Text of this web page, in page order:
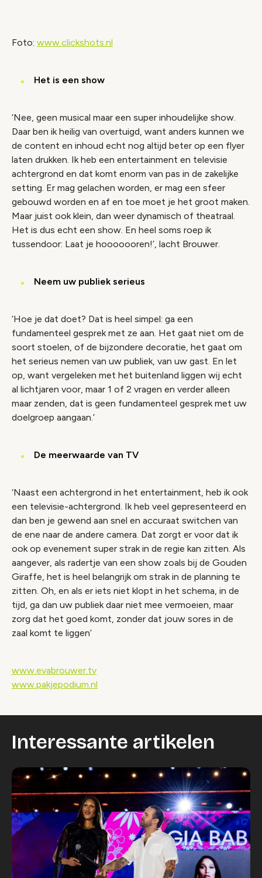
Foto: www.clickshots.nl
Het is een show
‘Nee, geen musical maar een super inhoudelijke show.
Daar ben ik heilig van overtuigd, want anders kunnen we
de content en inhoud echt nog altijd beter op een flyer
laten drukken. Ik heb een entertainment en televisie
achtergrond en dat komt enorm van pas in de zakelijke
setting. Er mag gelachen worden, er mag een sfeer
gebouwd worden en af en toe moet je het groot maken.
Maar juist ook klein, dan weer dynamisch of theatraal.
Het is dus echt een show. En heel soms roep ik
tussendoor: Laat je hooooooren!’, lacht Brouwer.
Neem uw publiek serieus
‘Hoe je dat doet? Dat is heel simpel: ga een
fundamenteel gesprek met ze aan. Het gaat niet om de
soort stoelen, of de bijzondere decoratie, het gaat om
het serieus nemen van uw publiek, van uw gast. En let
op, want vergeleken met het buitenland liggen wij echt
al lichtjaren voor, maar 1 of 2 vragen en verder alleen
maar zenden, dat is geen fundamenteel gesprek met uw
doelgroep aangaan.’
De meerwaarde van TV
‘Naast een achtergrond in het entertainment, heb ik ook
een televisie-achtergrond. Ik heb veel gepresenteerd en
dan ben je gewend aan snel en accuraat switchen van
de ene naar de andere camera. Dat zorgt er voor dat ik
ook op evenement super strak in de regie kan zitten. Als
aangever, als radertje van een show zoals bij de Gouden
Giraffe, het is heel belangrijk om strak in de planning te
zitten. Oh, en als er iets niet klopt in het schema, in de
tijd, ga dan uw publiek daar niet mee vermoeien, maar
zorg dat het goed komt, zonder dat jouw sores in de
zaal komt te liggen’
www.evabrouwer.tv
www.pakjepodium.nl
Interessante artikelen